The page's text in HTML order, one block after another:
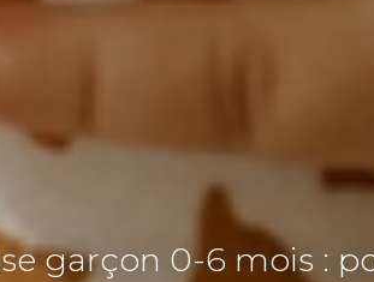
garçon 0-6 mois :